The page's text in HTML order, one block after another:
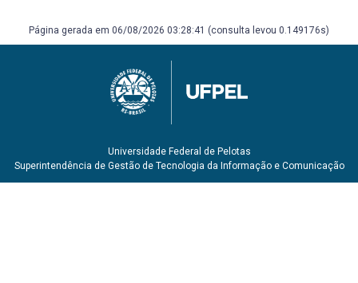
Página gerada em 06/08/2026 03:28:41 (consulta levou 0.149176s)
Universidade Federal de Pelotas
Superintendência de Gestão de Tecnologia da Informação e Comunicação